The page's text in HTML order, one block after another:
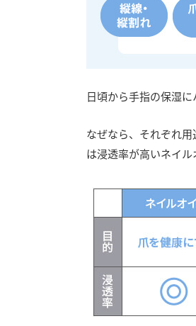
日頃から手指の保湿
なぜなら、それぞれ
は浸透率が高いネイル